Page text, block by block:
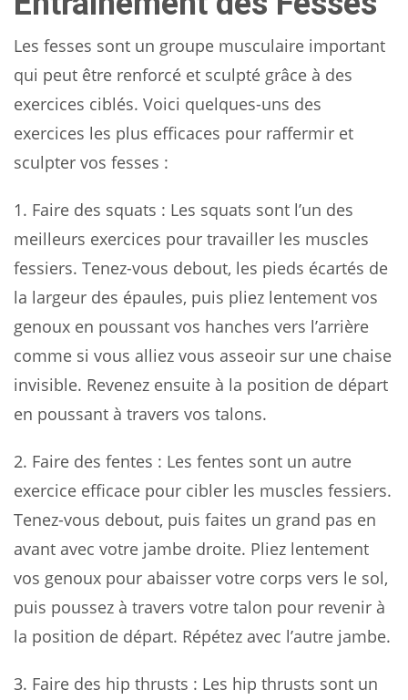
Les fesses sont un groupe musculaire important
qui peut être renforcé et sculpté grâce à des
exercices ciblés. Voici quelques-uns des
exercices les plus efficaces pour raffermir et
sculpter vos fesses :
1. Faire des squats : Les squats sont l’un des
meilleurs exercices pour travailler les muscles
fessiers. Tenez-vous debout, les pieds écartés de
la largeur des épaules, puis pliez lentement vos
genoux en poussant vos hanches vers l’arrière
comme si vous alliez vous asseoir sur une chaise
invisible. Revenez ensuite à la position de départ
en poussant à travers vos talons.
2. Faire des fentes : Les fentes sont un autre
exercice efficace pour cibler les muscles fessiers.
Tenez-vous debout, puis faites un grand pas en
avant avec votre jambe droite. Pliez lentement
vos genoux pour abaisser votre corps vers le sol,
puis poussez à travers votre talon pour revenir à
la position de départ. Répétez avec l’autre jambe.
3. Faire des hip thrusts : Les hip thrusts sont un